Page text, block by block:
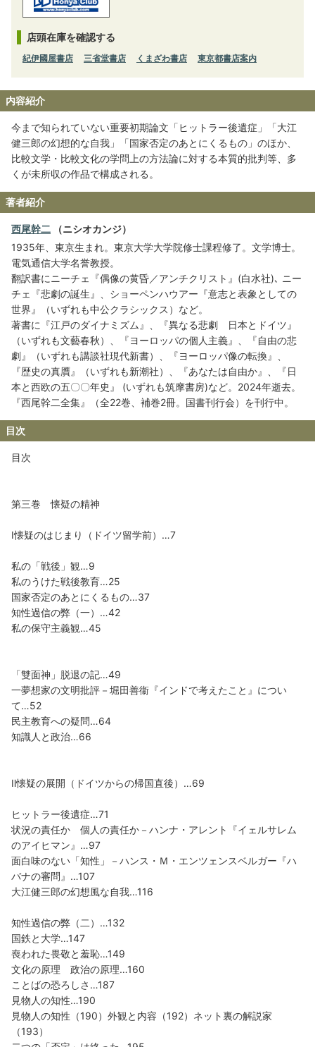
店頭在庫を確認する
紀伊國屋書店 三省堂書店 くまざわ書店 東京都書店案内
内容紹介
今まで知られていない重要初期論文「ヒットラー後遺症」「大江
健三郎の幻想的な自我」「国家否定のあとにくるもの」のほか、
比較文学・比較文化の学問上の方法論に対する本質的批判等、多
くが未所収の作品で構成される。
著者紹介
西尾幹二 （ニシオカンジ）
1935年、東京生まれ。東京大学大学院修士課程修了。文学博士。
電気通信大学名誉教授。
翻訳書にニーチェ『偶像の黄昏／アンチクリスト』(白水社)､ ニー
チェ『悲劇の誕生』、ショーペンハウアー『意志と表象としての
世界』（いずれも中公クラシックス）など。
著書に『江戸のダイナミズム』、『異なる悲劇 日本とドイツ』
（いずれも文藝春秋）、『ヨーロッパの個人主義』、『自由の悲
劇』（いずれも講談社現代新書）、『ヨーロッパ像の転換』、
『歴史の真贋』（いずれも新潮社）、『あなたは自由か』、『日
本と西欧の五〇〇年史』 (いずれも筑摩書房)など。2024年逝去。
『西尾幹二全集』（全22巻、補巻2冊。国書刊行会）を刊行中。
目次
目次
第三巻 懐疑の精神
Ⅰ懐疑のはじまり（ドイツ留学前）…7
私の「戦後」観…9
私のうけた戦後教育…25
国家否定のあとにくるもの…37
知性過信の弊（一）…42
私の保守主義観…45
「雙面神」脱退の記…49
一夢想家の文明批評－堀田善衞『インドで考えたこと』につい
て…52
民主教育への疑問…64
知識人と政治…66
Ⅱ懐疑の展開（ドイツからの帰国直後）…69
ヒットラー後遺症…71
状況の責任か 個人の責任か－ハンナ・アレント『イェルサレム
のアイヒマン』…97
面白味のない「知性」－ハンス・Ｍ・エンツェンスベルガー『ハ
バナの審問』…107
大江健三郎の幻想風な自我…116
知性過信の弊（二）…132
国鉄と大学…147
喪われた畏敬と羞恥…149
文化の原理 政治の原理…160
ことばの恐ろしさ…187
見物人の知性…190
見物人の知性（190）外観と内容（192）ネット裏の解説家
（193）